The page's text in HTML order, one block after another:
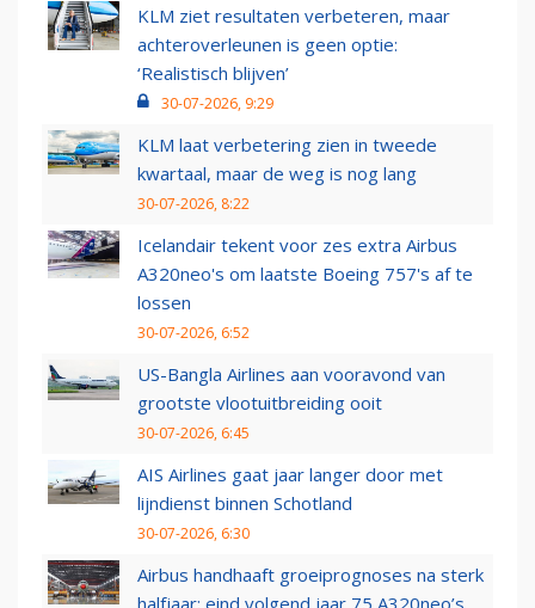
KLM ziet resultaten verbeteren, maar
achteroverleunen is geen optie:
‘Realistisch blijven’
30-07-2026, 9:29
KLM laat verbetering zien in tweede
kwartaal, maar de weg is nog lang
30-07-2026, 8:22
Icelandair tekent voor zes extra Airbus
A320neo's om laatste Boeing 757's af te
lossen
30-07-2026, 6:52
US-Bangla Airlines aan vooravond van
grootste vlootuitbreiding ooit
30-07-2026, 6:45
AIS Airlines gaat jaar langer door met
lijndienst binnen Schotland
30-07-2026, 6:30
Airbus handhaaft groeiprognoses na sterk
halfjaar: eind volgend jaar 75 A320neo’s